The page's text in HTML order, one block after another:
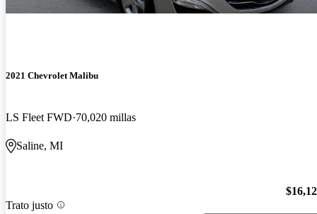
2021 Chevrolet Malibu
LS Fleet FWD 70,020 millas
Saline, MI
Trato justo